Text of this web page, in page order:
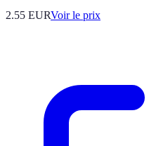
2.55 EURVoir le prix